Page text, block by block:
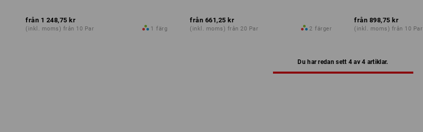
från 1 248,75 kr
(inkl. moms) från 10 Par 1 färg
från 661,25 kr
(inkl. moms) från 20 Par 2 färger
från 898,75 kr
(inkl. moms) från 10 Par
Du har redan sett 4 av 4 artiklar.